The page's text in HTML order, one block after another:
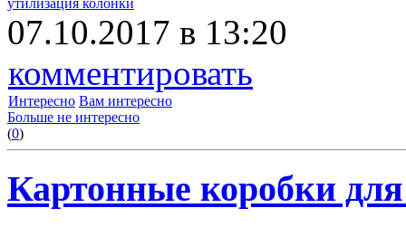
07.10.2017 в 13:20
комментировать
Интересно Вам интересно
Больше не интересно
(0)
Картонные коробки для